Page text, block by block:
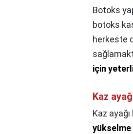
Botoks
botoks
herkeste
için
Kaz
Kaz